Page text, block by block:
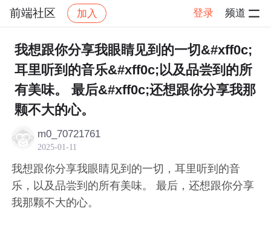
前端社区 加入 登录 频道
社区 前端社区 感慨 帖子详情
我想跟你分享我眼睛见到的一切&#xff0c;
耳里听到的音乐&#xff0c;以及品尝到的所
有美味。 最后&#xff0c;还想跟你分享我那
颗不大的心。
m0_70721761
2025-01-11
我想跟你分享我眼睛见到的一切，耳里听到的音
乐，以及品尝到的所有美味。 最后，还想跟你分享
我那颗不大的心。